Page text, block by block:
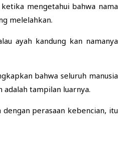
mengetahui bahwa nama
melelahkan.
ayah kandung kan namanya
bahwaseluruh manusia
adalah tampilan luarnya.
perasaan kebencian, itu